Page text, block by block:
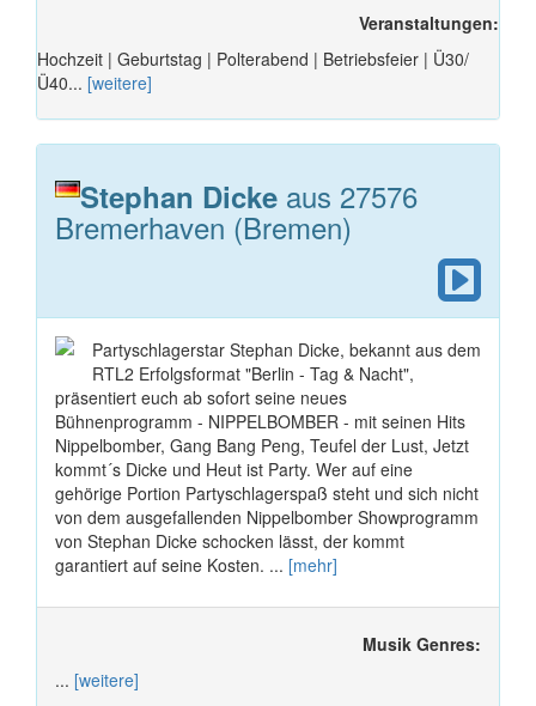
Veranstaltungen:
Hochzeit | Geburtstag | Polterabend | Betriebsfeier | Ü30/
Ü40... [weitere]
Stephan Dicke aus 27576
Bremerhaven (Bremen)
Partyschlagerstar Stephan Dicke, bekannt aus dem
RTL2 Erfolgsformat "Berlin - Tag & Nacht",
präsentiert euch ab sofort seine neues
Bühnenprogramm - NIPPELBOMBER - mit seinen Hits
Nippelbomber, Gang Bang Peng, Teufel der Lust, Jetzt
kommt´s Dicke und Heut ist Party. Wer auf eine
gehörige Portion Partyschlagerspaß steht und sich nicht
von dem ausgefallenden Nippelbomber Showprogramm
von Stephan Dicke schocken lässt, der kommt
garantiert auf seine Kosten. ... [mehr]
Musik Genres:
... [weitere]